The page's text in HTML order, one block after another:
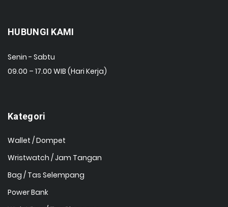
HUBUNGI KAMI
Senin - Sabtu
09.00 – 17.00 WIB (Hari Kerja)
Kategori
Wallet / Dompet
Wristwatch / Jam Tangan
Bag / Tas Selempang
Power Bank